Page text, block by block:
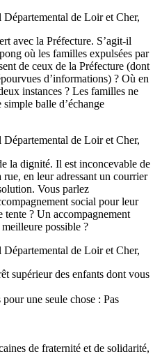
de Loir et Cher,
avec la Préfecture. S’agit-il
où les familles expulsées par
de ceux de la Préfecture (dont
d’informations) ? Où en
instances ? Les familles ne
balle d’échange
de Loir et Cher,
la dignité. Il est inconcevable de
en leur adressant un courrier
Vous parlez
social pour leur
tente ? Un accompagnement
possible ?
de Loir et Cher,
supérieur des enfants dont vous
une seule chose : Pas
de fraternité et de solidarité,